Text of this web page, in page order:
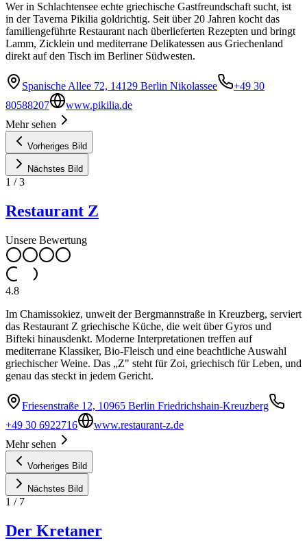
Wer in Schlachtensee echte griechische Gastfreundschaft sucht, ist
in der Taverna Pikilia goldrichtig. Seit über 20 Jahren kocht das
familiengeführte Restaurant nach überlieferten Rezepten und bringt
Lamm, Zicklein und mediterrane Delikatessen aus Griechenland
direkt auf den Tisch im Berliner Südwesten.
Spanische Allee 72, 14129 Berlin Nikolassee
+49 30
80588207
www.pikilia.de
Mehr sehen
Vorheriges Bild
Nächstes Bild
1 /3
Restaurant Z
Unsere Bewertung
4.8
Im Chamissokiez, unweit der Bergmannstraße in Kreuzberg, serviert
das Restaurant Z griechische Küche, die weit über Gyros und
Bifteki hinausdenkt. Moderne Interpretationen treffen auf
mediterrane Klassiker, Bio-Fleisch und eine beachtliche Auswahl
griechischer Weine. Das „Z" steht für Zoi, griechisch für Leben, und
genau das steckt in jedem Gericht.
Friesenstraße 12, 10965 Berlin Friedrichshain-Kreuzberg
+49 30 6922716
www.restaurant-z.de
Mehr sehen
Vorheriges Bild
Nächstes Bild
1 / 7
Der Kretaner